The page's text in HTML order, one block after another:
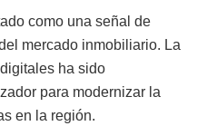
como una señal de
mercado inmobiliario. La
ha sido
para modernizar la
en la región.